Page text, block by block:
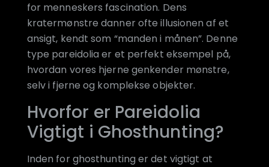
for menneskers fascination. Dens
kratermønstre danner ofte illusionen af et
ansigt, kendt som “manden i månen”. Denne
type pareidolia er et perfekt eksempel på,
hvordan vores hjerne genkender mønstre,
selv i fjerne og komplekse objekter.
Hvorfor er Pareidolia
Vigtigt i Ghosthunting?
Inden for ghosthunting er det vigtigt at